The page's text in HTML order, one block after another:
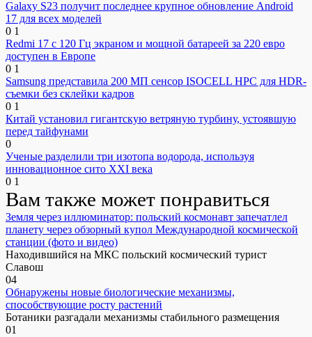
Galaxy S23 получит последнее крупное обновление Android
17 для всех моделей
0 1
Redmi 17 с 120 Гц экраном и мощной батареей за 220 евро
доступен в Европе
0 1
Samsung представила 200 МП сенсор ISOCELL HPC для HDR-
съемки без склейки кадров
0 1
Китай установил гигантскую ветряную турбину, устоявшую
перед тайфунами
0
Ученые разделили три изотопа водорода, используя
инновационное сито XXI века
0 1
Вам также может понравиться
Земля через иллюминатор: польский космонавт запечатлел
планету через обзорный купол Международной космической
станции (фото и видео)
Находившийся на МКС польский космический турист
Славош
04
Обнаружены новые биологические механизмы,
способствующие росту растений
Ботаники разгадали механизмы стабильного размещения
01